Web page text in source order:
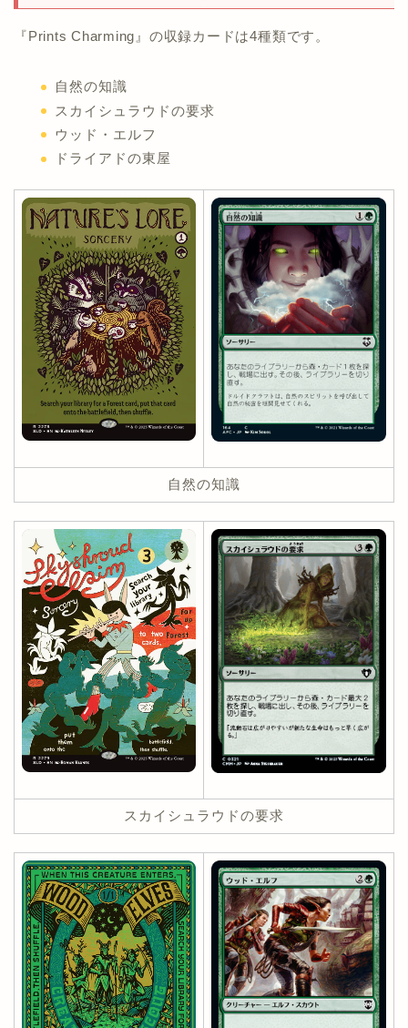
『Prints Charming』の収録カードは4種類です。
自然の知識
スカイシュラウドの要求
ウッド・エルフ
ドライアドの東屋
自然の知識
スカイシュラウドの要求